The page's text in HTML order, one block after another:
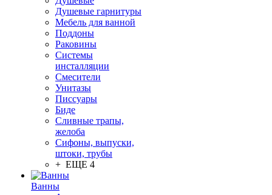
Душевые гарнитуры
Мебель для ванной
Поддоны
Раковины
Системы
инсталляции
Смесители
Унитазы
Писсуары
Биде
Сливные трапы,
желоба
Сифоны, выпуски,
штоки, трубы
+ ЕЩЕ 4
Ванны